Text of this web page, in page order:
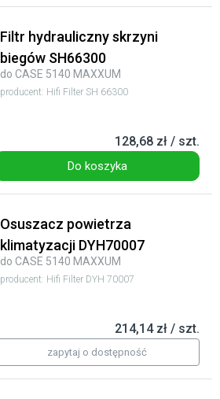
Filtr hydrauliczny skrzyni
biegów SH66300
do CASE 5140 MAXXUM
producent: Hifi Filter SH 66300
128,68 zł / szt.
Do koszyka
Osuszacz powietrza
klimatyzacji DYH70007
do CASE 5140 MAXXUM
producent: Hifi Filter DYH 70007
214,14 zł / szt.
zapytaj o dostępność